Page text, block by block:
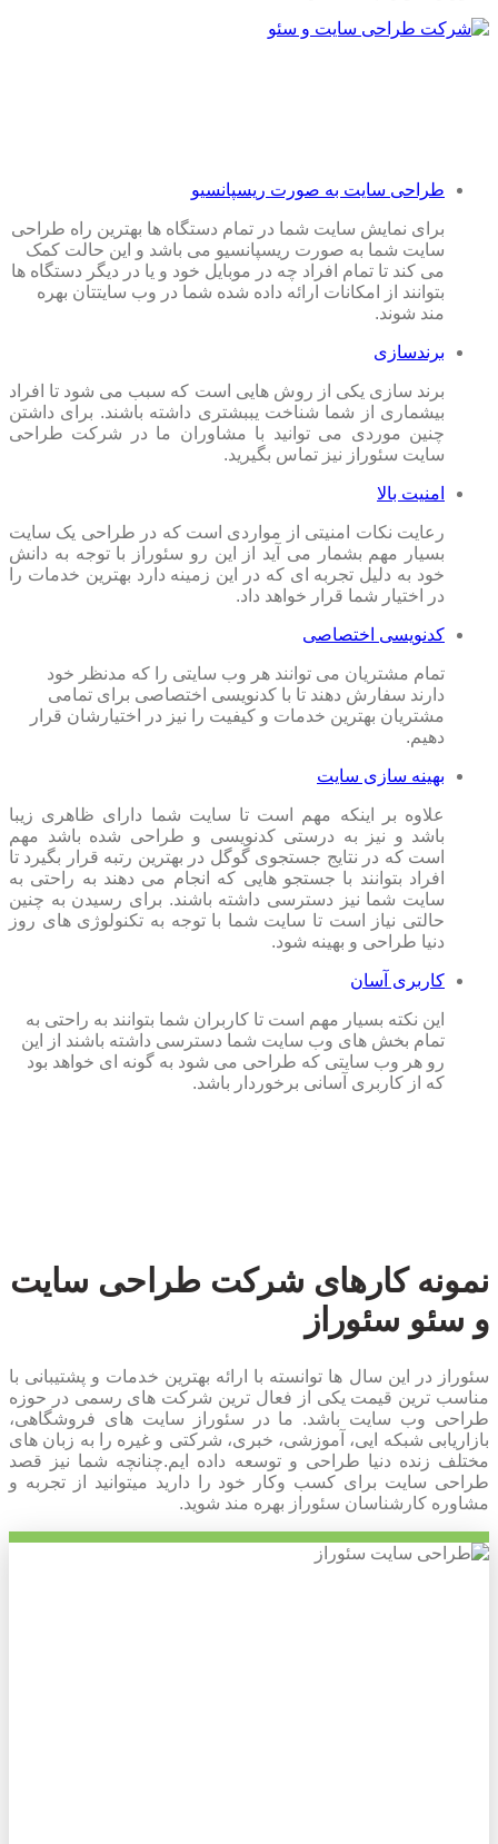
طراحی سایت به صورت ریسپانسیو
برای نمایش سایت شما در تمام دستگاه ها بهترین راه طراحی
سایت شما به صورت ریسپانسیو می باشد و این حالت کمک
می کند تا تمام افراد چه در موبایل خود و یا در دیگر دستگاه ها
بتوانند از امکانات ارائه داده شده شما در وب سایتتان بهره
مند شوند.
برندسازی
برند سازی یکی از روش هایی است که سبب می شود تا افراد
بیشماری از شما شناخت یببشتری داشته باشند. برای داشتن
چنین موردی می توانید با مشاوران ما در شرکت طراحی
سایت سئوراز نیز تماس بگیرید.
امنیت بالا
رعایت نکات امنیتی از مواردی است که در طراحی یک سایت
بسیار مهم بشمار می آید از این رو سئوراز با توجه به دانش
خود به دلیل تجربه ای که در این زمینه دارد بهترین خدمات را
در اختیار شما قرار خواهد داد.
کدنویسی اختصاصی
تمام مشتریان می توانند هر وب سایتی را که مدنظر خود
دارند سفارش دهند تا با کدنویسی اختصاصی برای تمامی
مشتریان بهترین خدمات و کیفیت را نیز در اختیارشان قرار
دهیم.
بهینه سازی سایت
علاوه بر اینکه مهم است تا سایت شما دارای ظاهری زیبا
باشد و نیز به درستی کدنویسی و طراحی شده باشد مهم
است که در نتایج جستجوی گوگل در بهترین رتبه قرار بگیرد تا
افراد بتوانند با جستجو هایی که انجام می دهند به راحتی به
سایت شما نیز دسترسی داشته باشند. برای رسیدن به چنین
حالتی نیاز است تا سایت شما با توجه به تکنولوژی های روز
دنیا طراحی و بهینه شود.
کاربری آسان
این نکته بسیار مهم است تا کاربران شما بتوانند به راحتی به
تمام بخش های وب سایت شما دسترسی داشته باشند از این
رو هر وب سایتی که طراحی می شود به گونه ای خواهد بود
که از کاربری آسانی برخوردار باشد.
نمونه کارهای شرکت طراحی سایت
و سئو سئوراز
سئوراز در این سال ها توانسته با ارائه بهترین خدمات و پشتیبانی با
مناسب ترین قیمت یکی از فعال ترین شرکت های رسمی در حوزه
طراحی وب سایت باشد. ما در سئوراز سایت های فروشگاهی،
بازاریابی شبکه ایی، آموزشی، خبری، شرکتی و غیره را به زبان های
مختلف زنده دنیا طراحی و توسعه داده ایم.چنانچه شما نیز قصد
طراحی سایت برای کسب وکار خود را دارید میتوانید از تجربه و
مشاوره کارشناسان سئوراز بهره مند شوید.